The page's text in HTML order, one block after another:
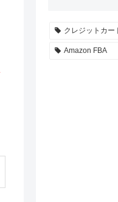
クレジットカー
Amazon FBA